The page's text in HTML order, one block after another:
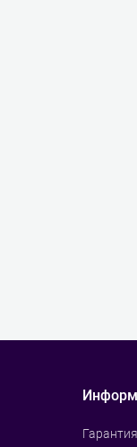
Гарантия